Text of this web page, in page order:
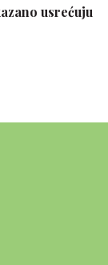
usrećuju